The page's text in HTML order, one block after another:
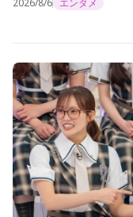
2026/8/6 エンタメ